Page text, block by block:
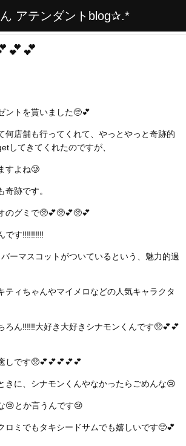
アテンダントblog✰.*
ントを貰いました🥺💕
何店舗も行ってくれて、やっとやっと奇跡的
してきてくれたのですが、
すよね🥲
奇跡です。
のグミで🥺💕🥺💕🥺💕
です‼️‼️‼️‼️‼️
ーマスコットがついているという、魅力的過
ティちゃんやマイメロなどの人気キャラクタ
ろん‼️‼️‼️大好き大好きシナモンくんです🥺💕💕
しです🥺💕💕💕💕💕
きに、シナモンくんやなかったらごめんな😢
😢とか言うんです😢
ロミでもタキシードサムでも嬉しいです🥺💕